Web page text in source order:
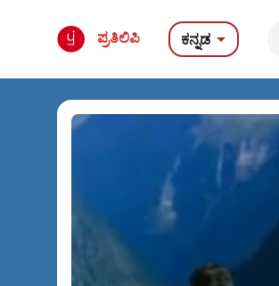
ಪ್ರತಿಲಿಪಿ ಕನ್ನಡ 